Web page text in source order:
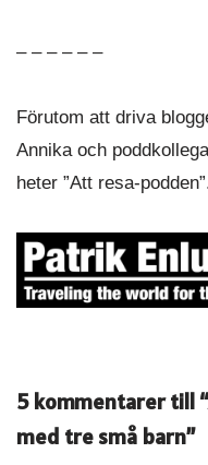
– – – – – –
Förutom att driva
Annika och
heter ”Att resa-
5 kommentarer till
med tre små barn”